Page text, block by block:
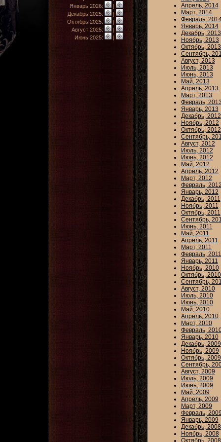
Январь 2026:
|
Декабрь 2025:
|
Октябрь 2025:
|
Август 2025:
|
Июнь 2025:
|
Апрель, 2014
Март, 2014
Февраль,
Январь, 2014
Декабрь, 2013
Ноябрь, 2013
Октябрь, 2013
Сентябрь,
Август, 2013
Июль, 2013
Июнь, 2013
Май, 2013
Апрель, 2013
Март, 2013
Февраль, 2013
Январь, 2013
Декабрь, 2012
Ноябрь, 2012
Октябрь, 2012
Сентябрь,
Август, 2012
Июль, 2012
Июнь, 2012
Май, 2012
Апрель, 2012
Март, 2012
Февраль, 2012
Январь, 2012
Декабрь, 2011
Ноябрь, 2011
Октябрь, 2011
Сентябрь,
Июнь, 2011
Май, 2011
Апрель, 2011
Март, 2011
Февраль, 2011
Январь, 2011
Ноябрь, 2010
Октябрь, 2010
Сентябрь,
Август, 2010
Июль, 2010
Июнь, 2010
Май, 2010
Апрель, 2010
Март, 2010
Февраль,
Январь, 2010
Декабрь, 2009
Ноябрь, 2009
Октябрь, 2009
Сентябрь,
Август, 2009
Июль, 2009
Июнь, 2009
Май, 2009
Апрель, 2009
Март, 2009
Февраль, 2009
Январь, 2009
Декабрь, 2008
Ноябрь, 2008
Октябрь, 2008